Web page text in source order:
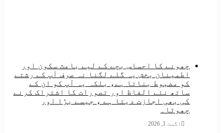
چھونے کا احساس بچے کے لیے باعث سکون اور
اطمینان بخش یہ گلے لگنا نہ صرف آپ کے رشتے
کو مضبوط بناتا ہے، بلکہ یہ آپ کو ان کے
ساتھ نئے الفاظ اور تصورات کا اشتراک کرنے
کی بھی اجازت دیتا ہے ، جیسے بڑا اور
چھوٹا۔